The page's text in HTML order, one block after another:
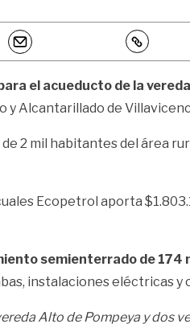
el acueducto de la
Alcantarillado de
2 mil habitantes del área
Ecopetrol aporta
semienterrado de 174
instalaciones eléctricas y
Alto de Pompeya y dos